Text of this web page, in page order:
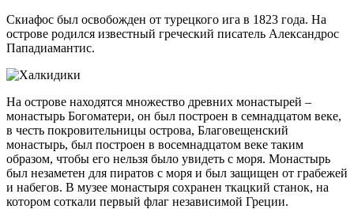
Скиафос был освобожден от турецкого ига в 1823 года. На
острове родился известный греческий писатель Александрос
Пападиамантис.
На острове находятся множество древних монастырей –
монастырь Богоматери, он был построен в семнадцатом веке,
в честь покровительницы острова, Благовещенский
монастырь, был построен в восемнадцатом веке таким
образом, чтобы его нельзя было увидеть с моря. Монастырь
был незаметен для пиратов с моря и был защищен от грабежей
и набегов. В музее монастыря сохранен ткацкий станок, на
котором соткали первый флаг независимой Греции.